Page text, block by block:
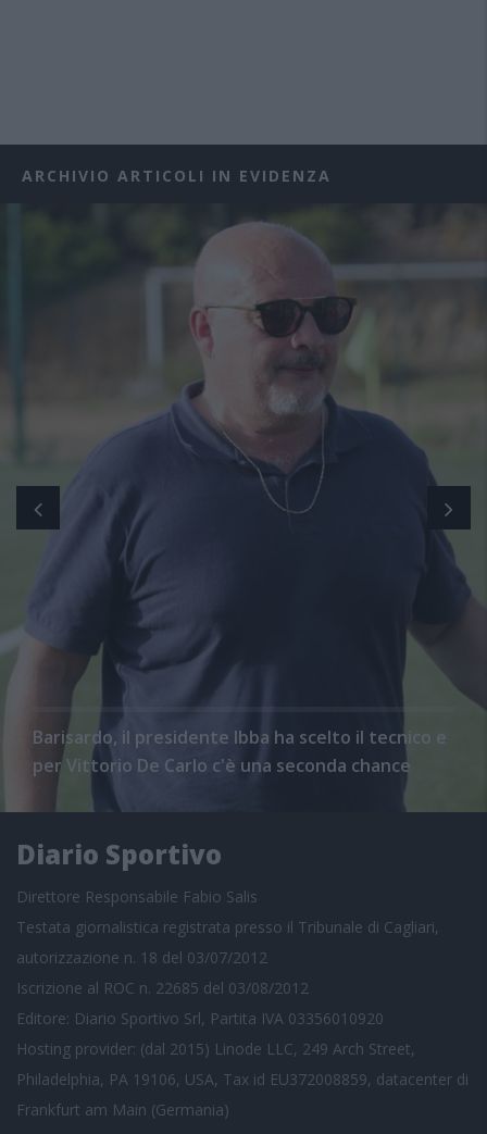
ARCHIVIO ARTICOLI IN EVIDENZA
Barisardo, il presidente Ibba ha scelto il tecnico e
per Vittorio De Carlo c'è una seconda chance
Diario Sportivo
Direttore Responsabile Fabio Salis
Testata giornalistica registrata presso il Tribunale di Cagliari,
autorizzazione n. 18 del 03/07/2012
Iscrizione al ROC n. 22685 del 03/08/2012
Editore: Diario Sportivo Srl, Partita IVA 03356010920
Hosting provider: (dal 2015) Linode LLC, 249 Arch Street,
Philadelphia, PA 19106, USA, Tax id EU372008859, datacenter di
Frankfurt am Main (Germania)